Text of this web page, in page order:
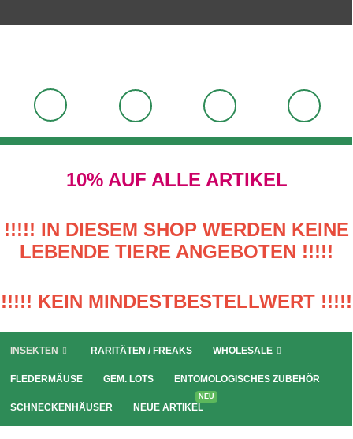
10% AUF ALLE ARTIKEL
!!!!! IN DIESEM SHOP WERDEN KEINE
LEBENDE TIERE ANGEBOTEN !!!!!
!!!!! KEIN MINDESTBESTELLWERT !!!!!
INSEKTEN RARITÄTEN / FREAKS WHOLESALE
FLEDERMÄUSE GEM. LOTS ENTOMOLOGISCHES ZUBEHÖR
SCHNECKENHÄUSER NEUE ARTIKEL
NEU